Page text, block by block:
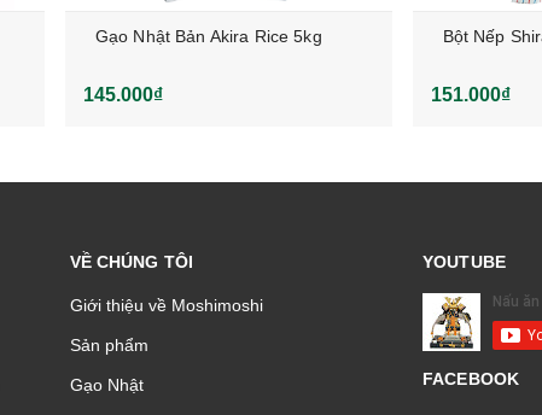
Gạo Nhật Bản Akira Rice 5kg
145.000₫
Bột Nếp
151.000₫
VỀ CHÚNG TÔI
Giới thiệu về Moshimoshi
Sản phẩm
Gạo Nhật
YOUTUBE
FACEBOOK